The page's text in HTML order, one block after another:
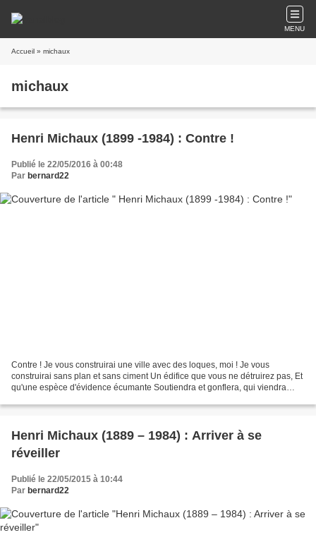
MENU
Accueil » michaux
michaux
Henri Michaux (1899 -1984) : Contre !
Publié le 22/05/2016 à 00:48
Par bernard22
Contre ! Je vous construirai une ville avec des loques, moi ! Je vous
construirai sans plan et sans ciment Un édifice que vous ne détruirez pas, Et
qu'une espèce d'évidence écumante Soutiendra et gonflera, qui viendra
Henri Michaux (1889 – 1984) : Arriver à se
réveiller
Publié le 22/05/2015 à 10:44
Par bernard22